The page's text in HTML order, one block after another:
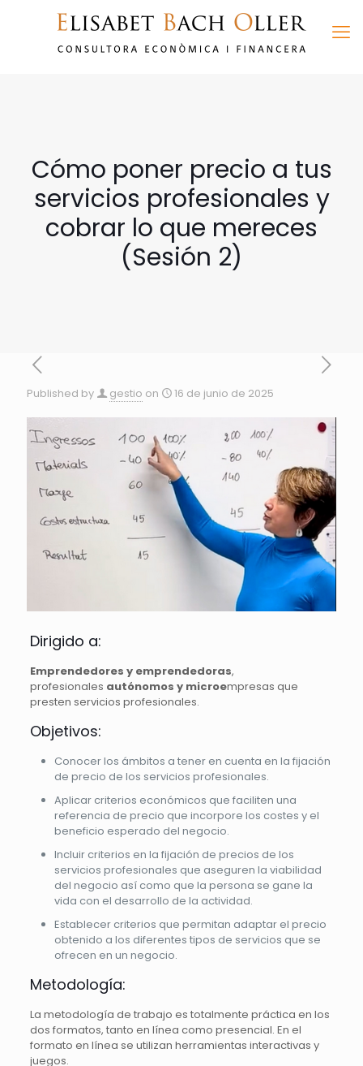
Cómo poner precio a tus
servicios profesionales y
cobrar lo que mereces
(Sesión 2)
Published by gestio on 16 de junio de 2025
Dirigido a:
Emprendedores y emprendedoras,
profesionales autónomos y microempresas que
presten servicios profesionales.
Objetivos:
Conocer los ámbitos a tener en cuenta en la fijación
de precio de los servicios profesionales.
Aplicar criterios económicos que faciliten una
referencia de precio que incorpore los costes y el
beneficio esperado del negocio.
Incluir criterios en la fijación de precios de los
servicios profesionales que aseguren la viabilidad
del negocio así como que la persona se gane la
vida con el desarrollo de la actividad.
Establecer criterios que permitan adaptar el precio
obtenido a los diferentes tipos de servicios que se
ofrecen en un negocio.
Metodología:
La metodología de trabajo es totalmente práctica en los
dos formatos, tanto en línea como presencial. En el
formato en línea se utilizan herramientas interactivas y
juegos.